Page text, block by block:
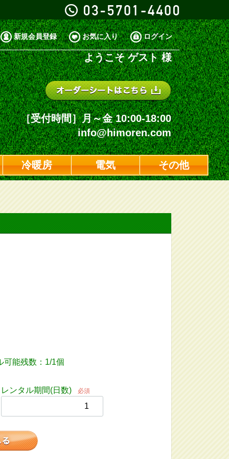
新規会員登録 お気に入り ログイン
ようこそゲスト 様
［受付時間］月～金 10:00-18:00
info@himoren.com
冷暖房 電気 その他
可能残数：1/1個
レンタル期間(日数) 必須